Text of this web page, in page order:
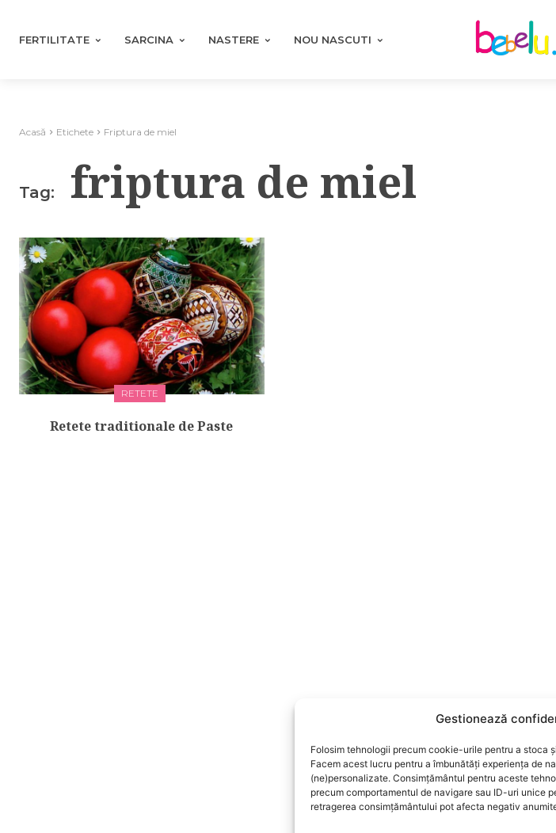
Gestionează
Folosim tehnologii precum cookie-urile pentru a stoca
Facem acest lucru pentru a îmbunătăți experiența de
(ne)personalizate. Consimțământul pentru aceste
precum comportamentul de navigare sau ID-uri unice
retragerea consimțământului pot afecta negativ
FERTILITATE SARCINA NASTERE NOU NASCUTI
Acasă Etichete Friptura de miel
Tag: friptura de miel
RETETE
Retete traditionale de Paste